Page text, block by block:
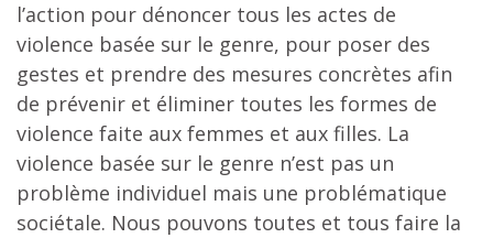
l’action pour dénoncer tous les actes de
violence basée sur le genre, pour poser des
gestes et prendre des mesures concrètes afin
de prévenir et éliminer toutes les formes de
violence faite aux femmes et aux filles. La
violence basée sur le genre n’est pas un
problème individuel mais une problématique
sociétale. Nous pouvons toutes et tous faire la